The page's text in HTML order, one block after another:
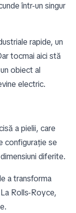
într-un singur
rapide, un
tocmai aici stă
obiect al
electric.
a pielii, care
configurație se
diferite.
a transforma
Rolls-Royce,